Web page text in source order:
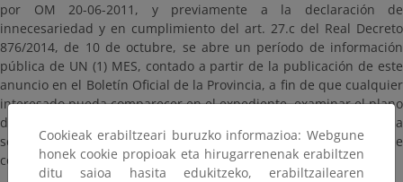
por OM 20-06-2011, y previamente a la declaración de
innecesariedad y en cumplimiento del art. 27.c del Real Decreto
876/2014, de 10 de octubre, se abre un período de información
pública de UN (1) MES, contado a partir de la publicación de este
anuncio en el Boletín Oficial de la Provincia, a fin de que cualquier
interesado pueda comparecer en el expediente, examinar el plano
de delimitación provisional de la zona de dominio público y de la
servidumbre de protección y formular las alegaciones que
considere oportunas.
Cookieak erabiltzeari buruzko informazioa: Webgune
honek cookie propioak eta hirugarrenenak erabiltzen
ditu saioa hasita edukitzeko, erabiltzailearen